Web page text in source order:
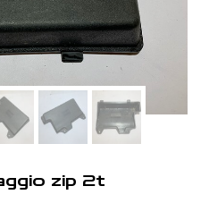
zip 2t